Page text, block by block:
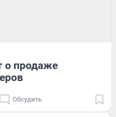
о продаже
Обсудить